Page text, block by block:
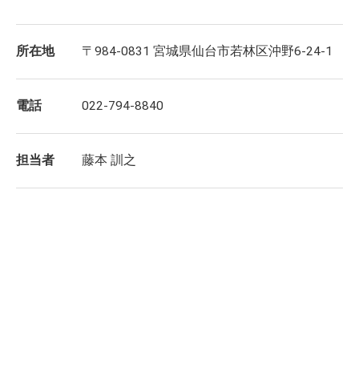
所在地 〒984-0831 宮城県仙台市若林区沖野6-24-1
電話 022-794-8840
担当者 藤本 訓之